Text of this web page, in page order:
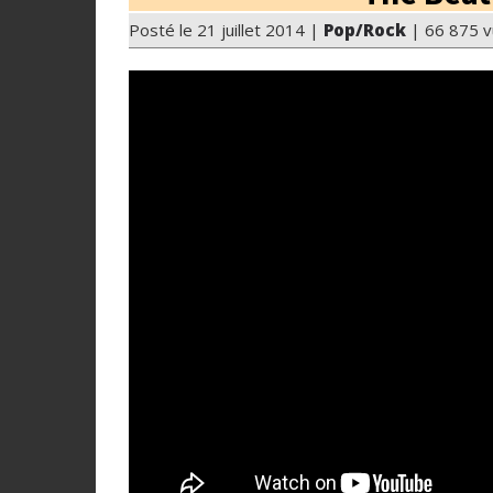
Posté le 21 juillet 2014 | Pop/Rock | 66 875